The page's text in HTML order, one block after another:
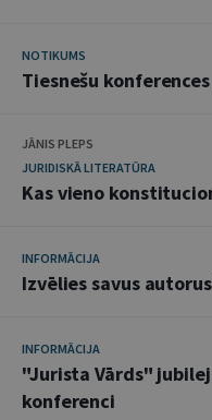
NOTIKUMS
Tiesnešu
JĀNIS PLEPS
JURIDISKĀ LITERATŪRA
Kas vieno
INFORMĀCIJA
Izvēlies savus
INFORMĀCIJA
"Jurista Vārds"
konferenci